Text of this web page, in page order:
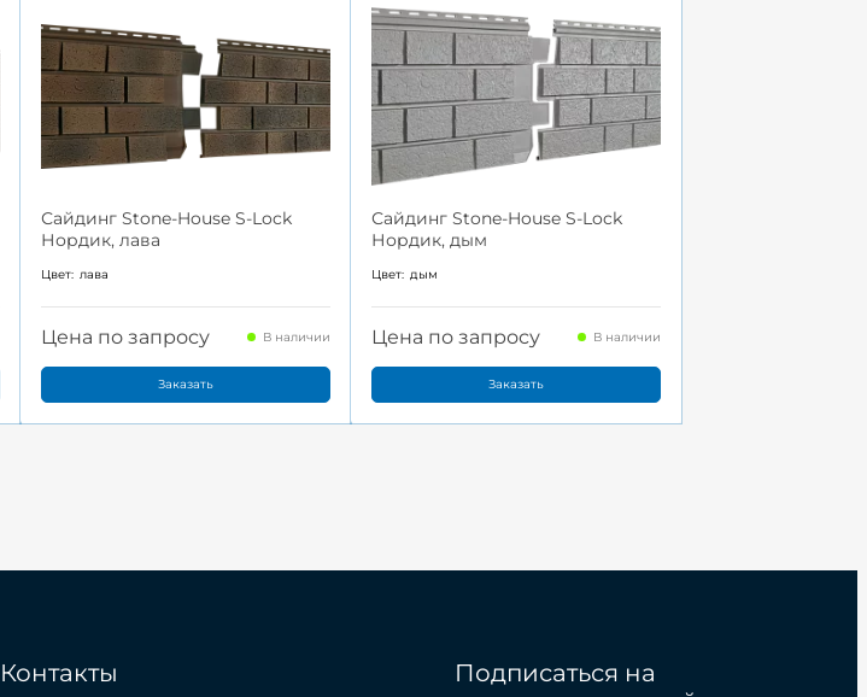
Сайдинг Stone-House S-Lock
Нордик, лава
Цвет: лава
Цена по запросу В наличии
Заказать
Сайдинг Stone-House S-Lock
Нордик, дым
Цвет: дым
Цена по запросу В наличии
Заказать
Контакты
Подписаться на